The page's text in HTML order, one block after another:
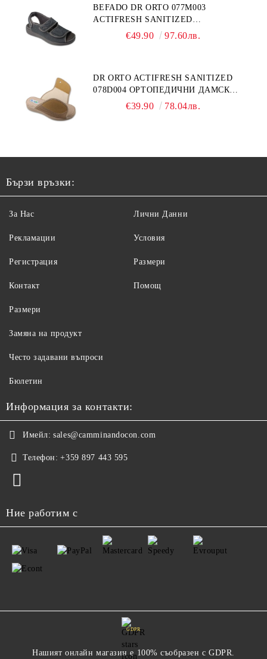
BEFADO DR ORTO 077M003
ACTIFRESH SANITIZED
ОРТОПЕДИЧНИ САНДАЛИ ЗА
€49.90 97.60лв.
DR ORTO ACTIFRESH SANITIZED
078D004 ОРТОПЕДИЧНИ ДАМСКИ
ЧЕХЛИ ЗА МНОГО ОТЕКЪЛ КРАК,
€39.90 78.04лв.
Бързи връзки:
За Нас
Рекламации
Регистрация
Контакт
Лични Данни
Условия
Размери
Помощ
Размери
Замяна на продукт
Често задавани въпроси
Бюлетин
Информация за контакти:
Имейл: sales@camminandocon.com
Телефон: +359 897 443 595
Ние работим с
GDPR
Нашият онлайн магазин е 100% съобразен с GDPR.